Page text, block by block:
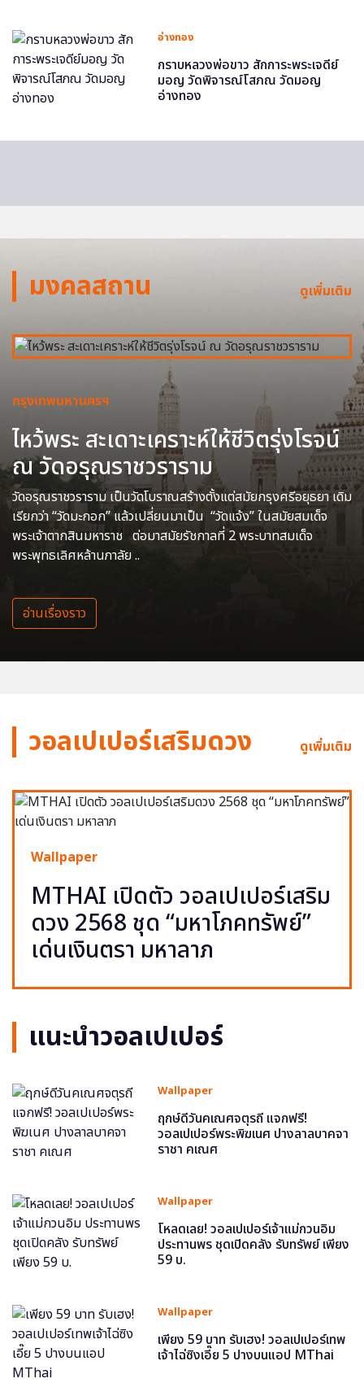
อ่างทอง
กราบหลวงพ่อขาว สักการะพระเจดีย์
มอญ วัดพิจารณ์โสภณ วัดมอญ
อ่างทอง
มงคลสถาน ดูเพิ่มเติม
กรุงเทพมหานครฯ
ไหว้พระ สะเดาะเคราะห์ให้ชีวิตรุ่งโรจน์
ณ วัดอรุณราชวราราม
วัดอรุณราชวราราม เป็นวัดโบราณสร้างตั้งแต่สมัยกรุงศรีอยุธยา เดิม
เรียกว่า “วัดมะกอก” แล้วเปลี่ยนมาเป็น “วัดแจ้ง” ในสมัยสมเด็จ
พระเจ้าตากสินมหาราช ต่อมาสมัยรัชกาลที่ 2 พระบาทสมเด็จ
พระพุทธเลิศหล้านภาลัย ..
อ่านเรื่องราว
วอลเปเปอร์เสริมดวง ดูเพิ่มเติม
Wallpaper
MTHAI เปิดตัว วอลเปเปอร์เสริม
ดวง 2568 ชุด “มหาโภคทรัพย์”
เด่นเงินตรา มหาลาภ
แนะนำวอลเปเปอร์
Wallpaper
ฤกษ์ดีวันคเณศจตุรถี แจกฟรี!
วอลเปเปอร์พระพิฆเนศ ปางลาลบาคจา
ราชา คเณศ
Wallpaper
โหลดเลย! วอลเปเปอร์เจ้าแม่กวนอิม
ประทานพร ชุดเปิดคลัง รับทรัพย์ เพียง
59 บ.
Wallpaper
เพียง 59 บาท รับเฮง! วอลเปเปอร์เทพ
เจ้าไฉ่ซิงเอี๊ย 5 ปางบนแอป MThai